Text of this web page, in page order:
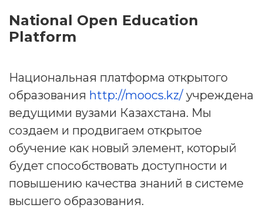
National Open Education
Platform
Национальная платформа открытого
образования http://moocs.kz/ учреждена
ведущими вузами Казахстана. Мы
создаем и продвигаем открытое
обучение как новый элемент, который
будет способствовать доступности и
повышению качества знаний в системе
высшего образования.